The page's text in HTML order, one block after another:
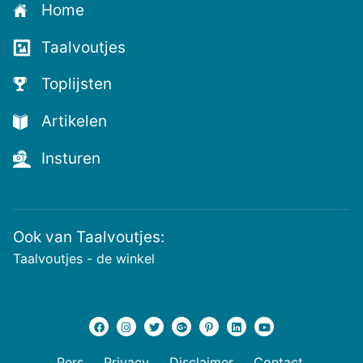
voor
de
nieuwste
voutjes
en
de
voutste
nieuwtjes!
Home
Taalvoutjes
Toplijsten
Artikelen
Insturen
Ook van Taalvoutjes:
Taalvoutjes - de winkel